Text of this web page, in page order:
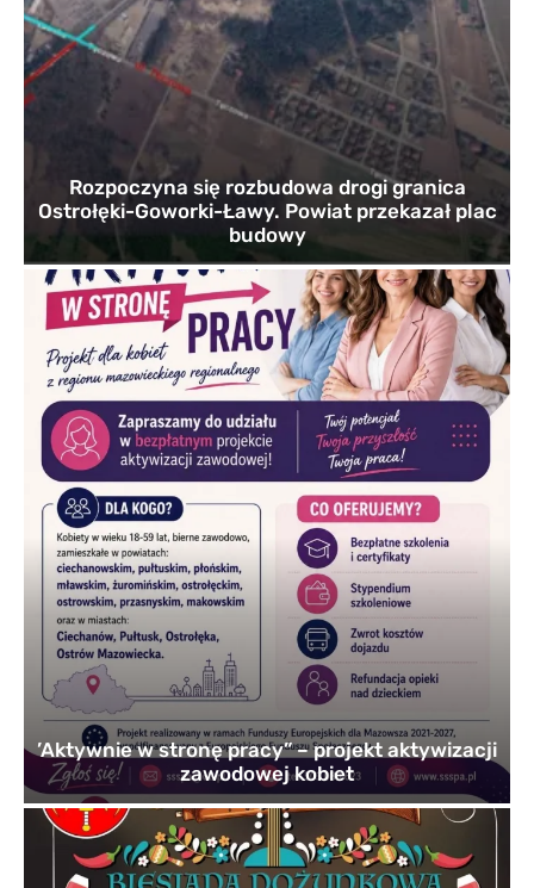
Rozpoczyna się rozbudowa drogi granica
Ostrołęki-Goworki-Ławy. Powiat przekazał plac
budowy
’Aktywnie w stronę pracy” – projekt aktywizacji
zawodowej kobiet